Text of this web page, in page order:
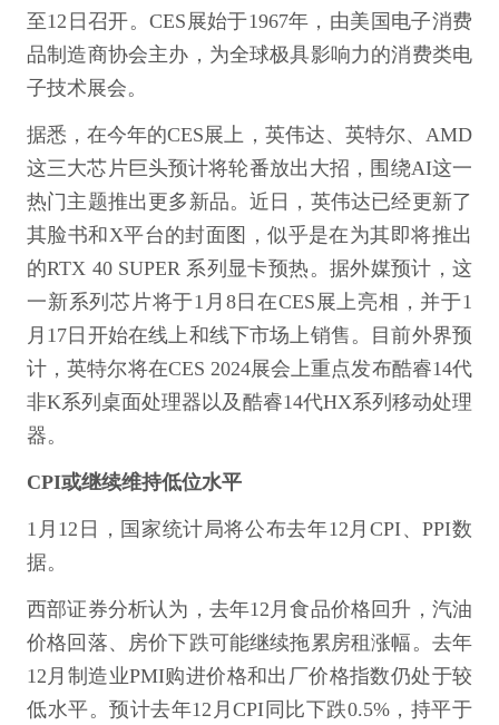
至12日召开。CES展始于1967年，由美国电子消费
品制造商协会主办，为全球极具影响力的消费类电
子技术展会。
据悉，在今年的CES展上，英伟达、英特尔、AMD
这三大芯片巨头预计将轮番放出大招，围绕AI这一
热门主题推出更多新品。近日，英伟达已经更新了
其脸书和X平台的封面图，似乎是在为其即将推出
的RTX 40 SUPER 系列显卡预热。据外媒预计，这
一新系列芯片将于1月8日在CES展上亮相，并于1
月17日开始在线上和线下市场上销售。目前外界预
计，英特尔将在CES 2024展会上重点发布酷睿14代
非K系列桌面处理器以及酷睿14代HX系列移动处理
器。
CPI或继续维持低位水平
1月12日，国家统计局将公布去年12月CPI、PPI数
据。
西部证券分析认为，去年12月食品价格回升，汽油
价格回落、房价下跌可能继续拖累房租涨幅。去年
12月制造业PMI购进价格和出厂价格指数仍处于较
低水平。预计去年12月CPI同比下跌0.5%，持平于